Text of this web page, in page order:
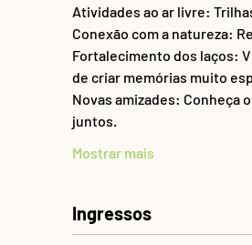
Atividades ao ar livre:
Conexão com a natureza:
Fortalecimento dos laços:
de criar memórias muito
Novas amizades: Conheça
juntos.
Mostrar mais
Ingressos